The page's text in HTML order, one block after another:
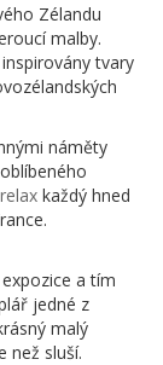
Zélandu
malby.
tvary
náměty
každý hned
a tím
jedné z
malý
než sluší.